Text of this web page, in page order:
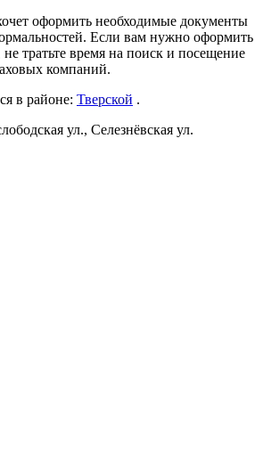
оформить необходимые документы
Если вам нужно оформить
не тратьте время на поиск и посещение
компаний.
в районе: Тверской .
ул., Селезнёвская ул.